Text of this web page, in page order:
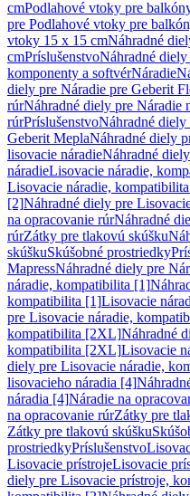
cmPodlahové vtoky pre
pre Podlahové vtoky pre
vtoky 15 x 15 cmNáhradné
cmPríslušenstvoNáhradné
komponenty a softvérNáradie
diely pre Náradie pre Geberit
rúrNáhradné diely pre Náradie
rúrPríslušenstvoNáhradné diely
Geberit MeplaNáhradné diely
lisovacie náradieNáhradné
náradieLisovacie náradie,
Lisovacie náradie,
[2]Náhradné diely pre
na opracovanie rúrNáhradné
rúrZátky pre tlakovú skúšku
skúškuSkúšobné prostriedky
MapressNáhradné diely pre
náradie, kompatibilita [1]
kompatibilita [1]Lisovacie
pre Lisovacie náradie,
kompatibilita [2XL]Náhradné
kompatibilita [2XL]Lisovacie
diely pre Lisovacie náradie,
lisovacieho náradia [4]
náradia [4]Náradie na
na opracovanie rúrZátky pre
Zátky pre tlakovú skúšku
prostriedkyPríslušenstvo
Lisovacie prístrojeLisovacie
diely pre Lisovacie prístroje,